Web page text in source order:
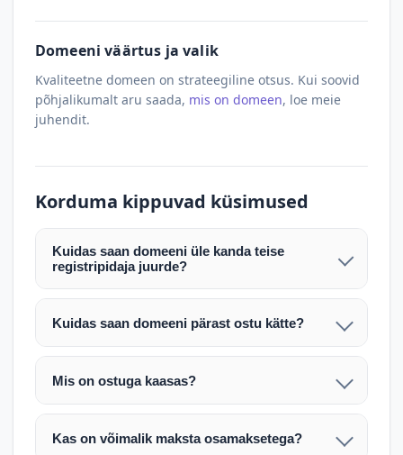
Domeeni väärtus ja valik
Kvaliteetne domeen on strateegiline otsus. Kui soovid
põhjalikumalt aru saada, mis on domeen, loe meie
juhendit.
Korduma kippuvad küsimused
Kuidas saan domeeni üle kanda teise
registripidaja juurde?
Pärast makse laekumist edastame teile domeeni
AUTH (EPP) koodi. Selle abil saate domeeni üle
Domeeni ülekandmine toimub registripidajate
tööpäeva. Täpsemad juhised saadetakse teile e-
posti teel pärast tehingu kinnitamist.
Kuidas saan domeeni pärast ostu kätte?
Pärast ostu vormistamist väljastame arve.
Maksekinnituse järel edastame teile domeeni
enda valitud registripidaja juurde.
Mis on ostuga kaasas?
Ostuga kaasas on domeeninime omandiõigus.
Veebimajutust ja e-posti teenuseid tuleb tellida
Kas on võimalik maksta osamaksetega?